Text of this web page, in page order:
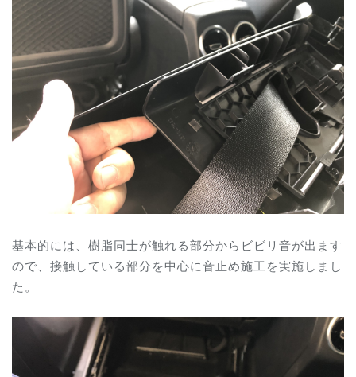
基本的には、樹脂同士が触れる部分からビビリ音が出ます
ので、接触している部分を中心に音止め施工を実施しまし
た。